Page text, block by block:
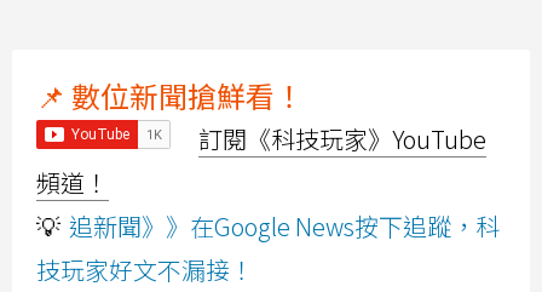
📌 數位新聞搶鮮看！
訂閱《科技玩家》YouTube
頻道！
💡 追新聞》》在Google News按下追蹤，科
技玩家好文不漏接！